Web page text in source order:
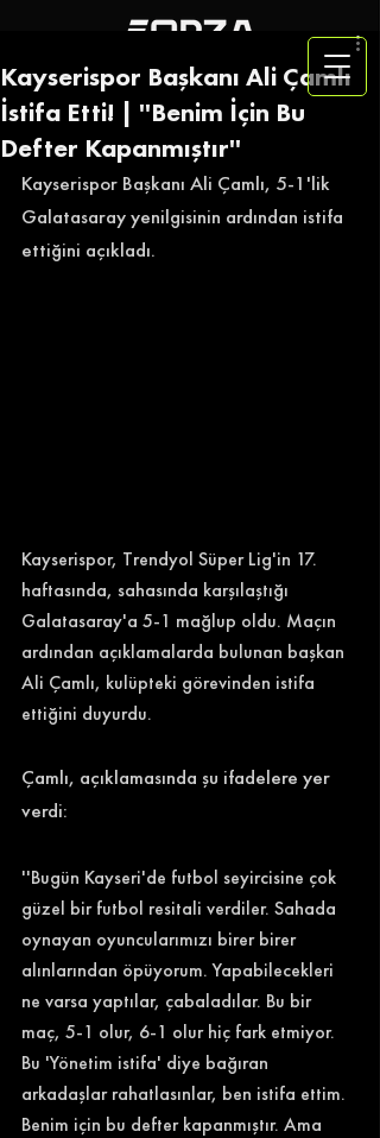
Kayserispor Başkanı Ali Çamlı
İstifa Etti! | ''Benim İçin Bu
Defter Kapanmıştır''
Kayserispor Başkanı Ali Çamlı, 5-1'lik
Galatasaray yenilgisinin ardından istifa
ettiğini açıkladı.
Kayserispor, Trendyol Süper Lig'in 17.
haftasında, sahasında karşılaştığı
Galatasaray'a 5-1 mağlup oldu. Maçın
ardından açıklamalarda bulunan başkan
Ali Çamlı, kulüpteki görevinden istifa
ettiğini duyurdu.
Çamlı, açıklamasında şu ifadelere yer
verdi:
''Bugün Kayseri'de futbol seyircisine çok
güzel bir futbol resitali verdiler. Sahada
oynayan oyuncularımızı birer birer
alınlarından öpüyorum. Yapabilecekleri
ne varsa yaptılar, çabaladılar. Bu bir
maç, 5-1 olur, 6-1 olur hiç fark etmiyor.
Bu 'Yönetim istifa' diye bağıran
arkadaşlar rahatlasınlar, ben istifa ettim.
Benim için bu defter kapanmıştır. Ama